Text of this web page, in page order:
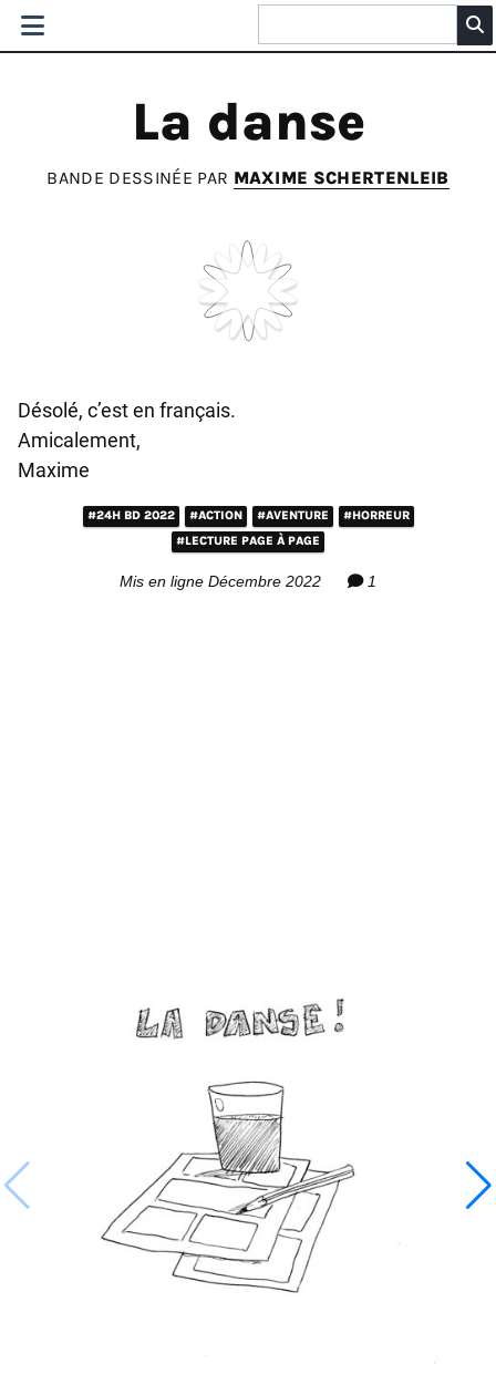
La danse
BANDE DESSINÉE PAR MAXIME SCHERTENLEIB
Désolé, c’est en français.
Amicalement,
Maxime
#24H BD 2022 #ACTION #AVENTURE
#HORREUR
#LECTURE PAGE À PAGE
Mis en ligne Décembre 2022 1